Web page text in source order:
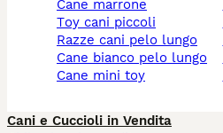
cane marrone
toy cani piccoli
razze cani pelo lungo
cane bianco pelo lungo
cane mini toy
Cani e Cuccioli in Vendita